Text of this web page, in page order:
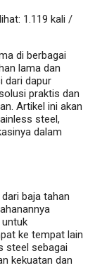
1.119 kali /
di berbagai
lama dan
dari dapur
praktis dan
Artikel ini akan
steel,
dalam
baja tahan
ke tempat lain
steel sebagai
kekuatan dan